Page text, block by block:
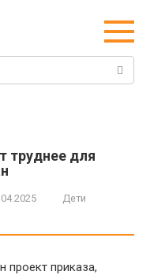
труднее для
Дети
приказа,